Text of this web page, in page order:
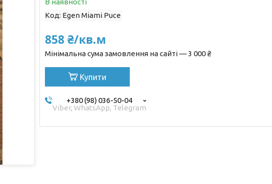
Код: Egen Miami Puce
858 ₴/кв.м
Мінімальна сума замовлення на сайті — 3 000 ₴
Купити
+380 (98) 036-50-04
Viber, WhatsApp, Telegram